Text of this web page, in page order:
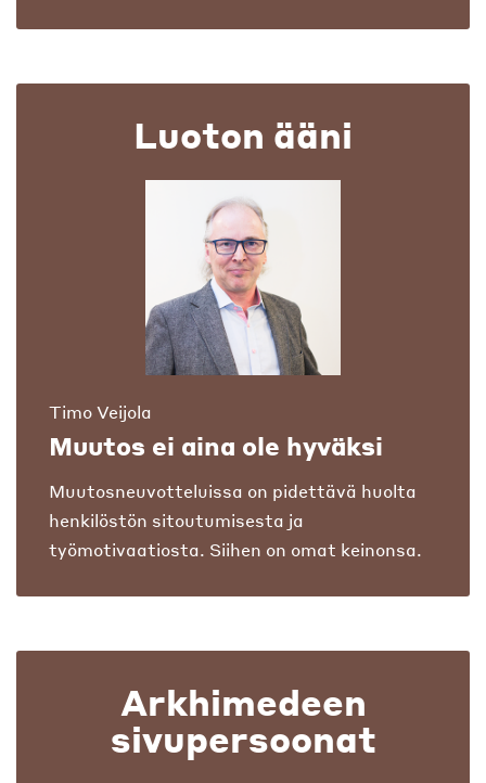
Luoton ääni
Timo Veijola
Muutos ei aina ole hyväksi
Muutosneuvotteluissa on pidettävä huolta
henkilöstön sitoutumisesta ja
työmotivaatiosta. Siihen on omat keinonsa.
Arkhimedeen
sivupersoonat